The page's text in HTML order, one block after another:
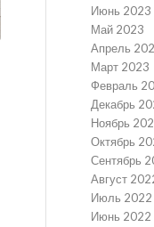
Июнь 2023
Май 2023
Апрель
Март 2023
Февраль
Декабрь
Ноябрь
Октябрь
Сентябрь
Август
Июль 2022
Июнь 2022